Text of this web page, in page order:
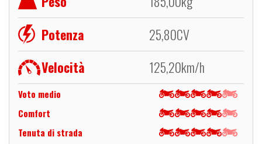
Potenza
25,80CV
Velocità
125,20km/h
Voto medio
Comfort
Tenuta di strada